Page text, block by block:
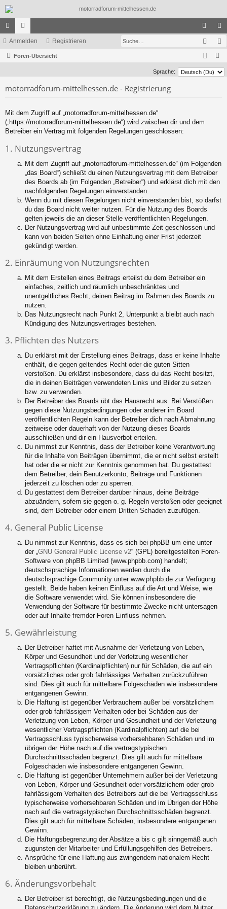
ch
ne
ug
or
en
n
m
el
eg
ist
rie
Anmelden Registrieren
Foren-Übersicht
u
c
Sprache:
motorradforum-mittelhessen.de - Registrierung
Mit dem Zugriff auf „motorradforum-mittelhessen.de“
(„https://motorradforum-mittelhessen.de“) wird zwischen dir und dem
Betreiber ein Vertrag mit folgenden Regelungen geschlossen:
1. Nutzungsvertrag
Mit dem Zugriff auf „motorradforum-mittelhessen.de“ (im Folgenden
„das Board“) schließt du einen Nutzungsvertrag mit dem Betreiber
des Boards ab (im Folgenden „Betreiber“) und erklärst dich mit den
nachfolgenden Regelungen einverstanden.
Wenn du mit diesen Regelungen nicht einverstanden bist, so darfst
du das Board nicht weiter nutzen. Für die Nutzung des Boards
gelten jeweils die an dieser Stelle veröffentlichten Regelungen.
Der Nutzungsvertrag wird auf unbestimmte Zeit geschlossen und
kann von beiden Seiten ohne Einhaltung einer Frist jederzeit
gekündigt werden.
2. Einräumung von Nutzungsrechten
Mit dem Erstellen eines Beitrags erteilst du dem Betreiber ein
einfaches, zeitlich und räumlich unbeschränktes und
unentgeltliches Recht, deinen Beitrag im Rahmen des Boards zu
nutzen.
Das Nutzungsrecht nach Punkt 2, Unterpunkt a bleibt auch nach
Kündigung des Nutzungsvertrages bestehen.
3. Pflichten des Nutzers
Du erklärst mit der Erstellung eines Beitrags, dass er keine Inhalte
enthält, die gegen geltendes Recht oder die guten Sitten
verstoßen. Du erklärst insbesondere, dass du das Recht besitzt,
die in deinen Beiträgen verwendeten Links und Bilder zu setzen
bzw. zu verwenden.
Der Betreiber des Boards übt das Hausrecht aus. Bei Verstößen
gegen diese Nutzungsbedingungen oder anderer im Board
veröffentlichten Regeln kann der Betreiber dich nach Abmahnung
zeitweise oder dauerhaft von der Nutzung dieses Boards
ausschließen und dir ein Hausverbot erteilen.
Du nimmst zur Kenntnis, dass der Betreiber keine Verantwortung
für die Inhalte von Beiträgen übernimmt, die er nicht selbst erstellt
hat oder die er nicht zur Kenntnis genommen hat. Du gestattest
dem Betreiber, dein Benutzerkonto, Beiträge und Funktionen
jederzeit zu löschen oder zu sperren.
Du gestattest dem Betreiber darüber hinaus, deine Beiträge
abzuändern, sofern sie gegen o. g. Regeln verstoßen oder geeignet
sind, dem Betreiber oder einem Dritten Schaden zuzufügen.
4. General Public License
Du nimmst zur Kenntnis, dass es sich bei phpBB um eine unter
der „GNU General Public License v2“ (GPL) bereitgestellten Foren-
Software von phpBB Limited (www.phpbb.com) handelt;
deutschsprachige Informationen werden durch die
deutschsprachige Community unter www.phpbb.de zur Verfügung
gestellt. Beide haben keinen Einfluss auf die Art und Weise, wie
die Software verwendet wird. Sie können insbesondere die
Verwendung der Software für bestimmte Zwecke nicht untersagen
oder auf Inhalte fremder Foren Einfluss nehmen.
5. Gewährleistung
Der Betreiber haftet mit Ausnahme der Verletzung von Leben,
Körper und Gesundheit und der Verletzung wesentlicher
Vertragspflichten (Kardinalpflichten) nur für Schäden, die auf ein
vorsätzliches oder grob fahrlässiges Verhalten zurückzuführen
sind. Dies gilt auch für mittelbare Folgeschäden wie insbesondere
entgangenen Gewinn.
Die Haftung ist gegenüber Verbrauchern außer bei vorsätzlichem
oder grob fahrlässigem Verhalten oder bei Schäden aus der
Verletzung von Leben, Körper und Gesundheit und der Verletzung
wesentlicher Vertragspflichten (Kardinalpflichten) auf die bei
Vertragsschluss typischerweise vorhersehbaren Schäden und im
übrigen der Höhe nach auf die vertragstypischen
Durchschnittsschäden begrenzt. Dies gilt auch für mittelbare
Folgeschäden wie insbesondere entgangenen Gewinn.
Die Haftung ist gegenüber Unternehmern außer bei der Verletzung
von Leben, Körper und Gesundheit oder vorsätzlichem oder grob
fahrlässigem Verhalten des Betreibers auf die bei Vertragsschluss
typischerweise vorhersehbaren Schäden und im Übrigen der Höhe
nach auf die vertragstypischen Durchschnittsschäden begrenzt.
Dies gilt auch für mittelbare Schäden, insbesondere entgangenen
Gewinn.
Die Haftungsbegrenzung der Absätze a bis c gilt sinngemäß auch
zugunsten der Mitarbeiter und Erfüllungsgehilfen des Betreibers.
Ansprüche für eine Haftung aus zwingendem nationalem Recht
bleiben unberührt.
6. Änderungsvorbehalt
Der Betreiber ist berechtigt, die Nutzungsbedingungen und die